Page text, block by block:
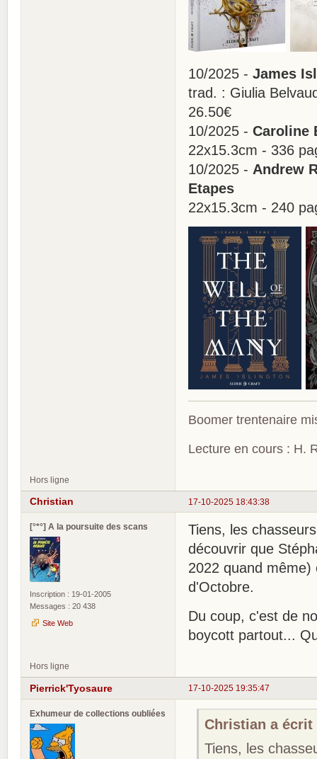
10/2025 - James
trad. : Giulia
26.50€
10/2025 - Caroline
22x15.3cm - 336
10/2025 - Andrew
Etapes
22x15.3cm - 240
Boomer trentenaire
Lecture en cours : H.
Hors ligne
17-10-2025 18:43:38
Christian
[°*°] A la poursuite des scans
Inscription : 19-01-2005
Messages : 20 438
Site Web
Tiens, les
découvrir que
2022 quand
d'Octobre.
Du coup, c'est de
boycott partout...
Hors ligne
17-10-2025 19:35:47
Pierrick'Tyosaure
Exhumeur de collections oubliées
Christian a écrit
Tiens, les